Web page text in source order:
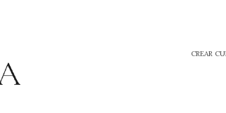
CREAR